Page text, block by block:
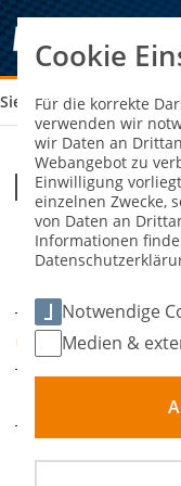
Sie sind hier: INT.
Int. ADAC
DATUM
ORT
Cookie
Für die korrekte
verwenden wir
wir Daten an
Webangebot zu
Einwilligung
einzelnen Zwecke,
von Daten an
Informationen
Notwendige
Medien &